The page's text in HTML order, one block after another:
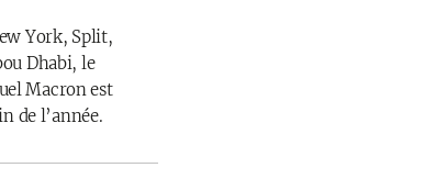
York, Split,
Dhabi, le
Macron est
de l’année.